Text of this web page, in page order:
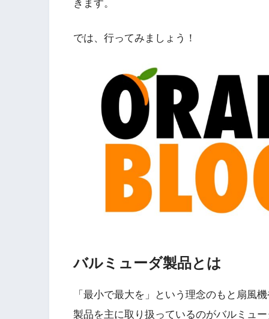
きます。
では、行ってみましょう！
バルミューダ製品とは
「 最小で最大を 」という理念のもと扇風
製品を主に取り扱っているのがバルミュ